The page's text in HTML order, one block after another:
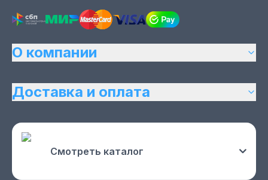
О компании
Доставка и оплата
Смотреть каталог